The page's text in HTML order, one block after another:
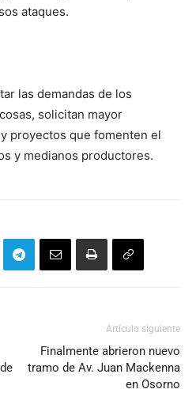
ataques.
las demandas de los
solicitan mayor
proyectos que fomenten el
y medianos productores.
Artículo siguiente
Finalmente abrieron nuevo
tramo de Av. Juan Mackenna
en Osorno